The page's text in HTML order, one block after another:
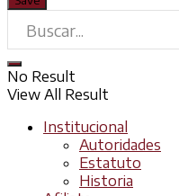
No Result
View All Result
Institucional
Autoridades
Estatuto
Historia